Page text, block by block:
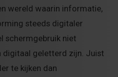
wereld waarin informatie,
steeds digitaler
schermgebruik niet
geletterd zijn. Juist
te kijken dan